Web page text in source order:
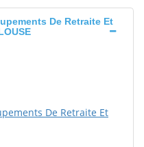
De Retraite Et
De Retraite Et